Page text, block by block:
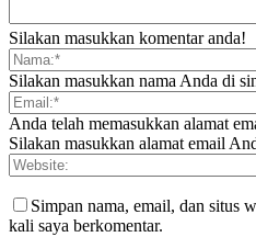
Silakan masukkan komentar anda!
Silakan masukkan nama Anda di
Anda telah memasukkan alamat
Silakan masukkan alamat email
Simpan nama, email, dan situs
kali saya berkomentar.